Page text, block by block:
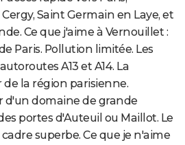
Saint Germain en Laye, et
Ce que j'aime à Vernouillet :
Paris. Pollution limitée. Les
A13 et A14. La
la région parisienne.
d'un domaine de grande
portes d'Auteuil ou Maillot. Le
superbe. Ce que je n'aime